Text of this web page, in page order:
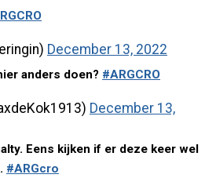
December 13, 2022
anders doen? #ARGCRO
December 13,
Eens kijken if er deze keer wel
#ARGcro